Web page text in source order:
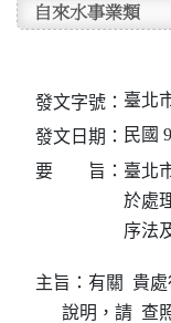
自來水事業類
發文字號： 臺北
發文日期： 民國
要 旨： 臺北
於處
序法
主旨：有關  貴
說明，請  查